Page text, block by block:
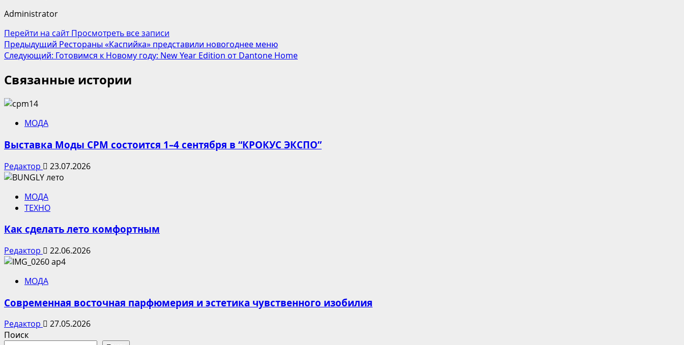
Administrator
Перейти на сайтПросмотреть все записи
Навигация
записи
Предыдущий Рестораны «Каспийка» представили новогоднее меню
Следующий: Готовимся к Новому году: New Year Edition от Dantone Home
Связанные истории
МОДА
Выставка Моды CPM состоится 1–4 сентября в “КРОКУС ЭКСПО”
Редактор 23.07.2026
МОДА
ТЕХНО
Как сделать лето комфортным
Редактор 22.06.2026
МОДА
Современная восточная парфюмерия и эстетика чувственного изобилия
Редактор
27.05.2026
Поиск